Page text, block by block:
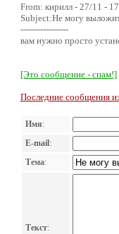
From: кирилл - 27/11 -
Subject:Не могу
-----------------
вам нужно просто
[Это сообщение - спам!]
Последние сообщения
Имя:
E-mail:
Тема:
Текст: